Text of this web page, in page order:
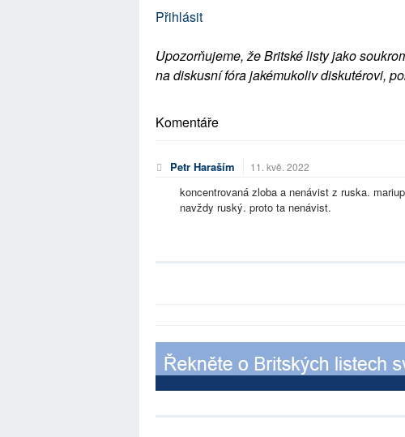
Přihlásit
Upozorňujeme, že Britské listy jako
na diskusní fóra jakémukoliv diskutérovi,
Komentáře
Petr Haraším 11. kvě. 2022
koncentrovaná zloba a nenávist z ruska.
navždy ruský. proto ta nenávist.